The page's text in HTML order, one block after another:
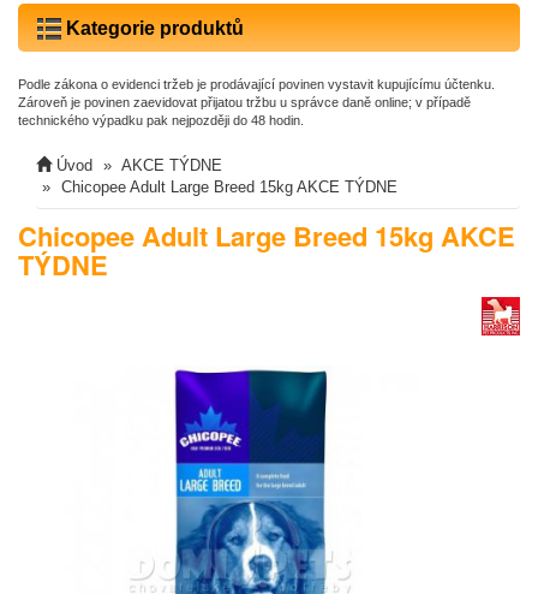
Kategorie produktů
Podle zákona o evidenci tržeb je prodávající povinen vystavit kupujícímu účtenku.
Zároveň je povinen zaevidovat přijatou tržbu u správce daně online; v případě
technického výpadku pak nejpozději do 48 hodin.
Úvod
AKCE TÝDNE
Chicopee Adult Large Breed 15kg AKCE TÝDNE
Chicopee Adult Large Breed 15kg AKCE
TÝDNE